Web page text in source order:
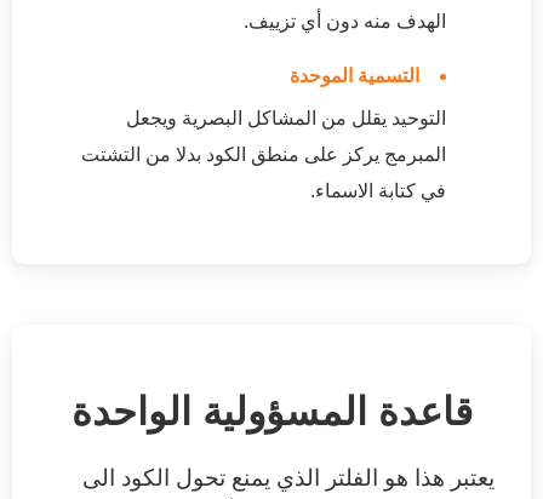
الهدف منه دون أي تزييف.
التسمية الموحدة
التوحيد يقلل من المشاكل البصرية ويجعل
المبرمج يركز على منطق الكود بدلا من التشتت
في كتابة الاسماء.
قاعدة المسؤولية الواحدة
يعتبر هذا هو الفلتر الذي يمنع تحول الكود الى